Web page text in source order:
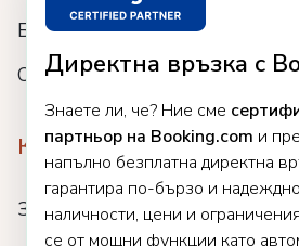
Директна връзка с
Знаете ли, че? Ние сме
партньор на Booking.com и
напълно безплатна директна
гарантира по-бързо и
наличности, цени и
се от мощни функции като
Блог
Събития
Компания
За нас